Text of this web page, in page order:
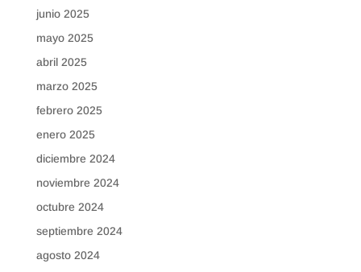
junio 2025
mayo 2025
abril 2025
marzo 2025
febrero 2025
enero 2025
diciembre 2024
noviembre 2024
octubre 2024
septiembre 2024
agosto 2024